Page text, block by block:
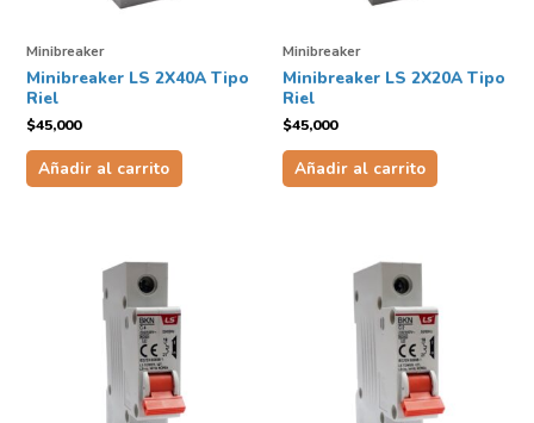
Minibreaker
Minibreaker LS 2X40A Tipo
Riel
$45,000
Añadir al carrito
Minibreaker
Minibreaker LS 2X20A Tipo
Riel
$45,000
Añadir al carrito